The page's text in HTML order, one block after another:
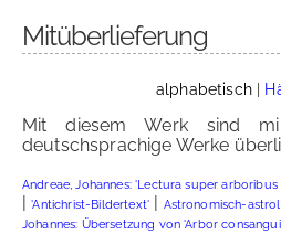
Mitüberlieferung
alphabetisch|
Mit diesem Werk sind
deutschsprachige Werke
Andreae, Johannes: 'Lectura super
|'Antichrist-Bildertext' | Astronomisch-
Johannes: Übersetzung von 'Arbor